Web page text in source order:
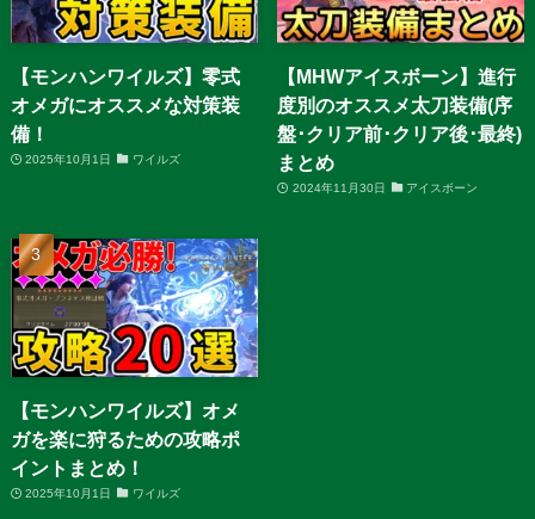
【モンハンワイルズ】零式
オメガにオススメな対策装
備！
2025年10月1日 ワイルズ
【MHWアイスボーン】進行
度別のオススメ太刀装備(序
盤･クリア前･クリア後･最終)
まとめ
2024年11月30日 アイスボーン
【モンハンワイルズ】オメ
ガを楽に狩るための攻略ポ
イントまとめ！
2025年10月1日 ワイルズ